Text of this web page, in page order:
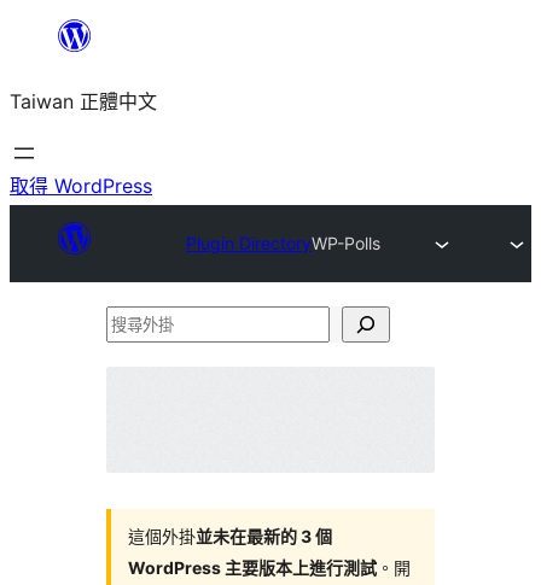
主
要
內
Taiwan 正體中文
取得 WordPress
Plugin DirectoryWP-Polls
搜
這個外掛並未在最新的 3 個
WordPress 主要版本上進行測試 。開